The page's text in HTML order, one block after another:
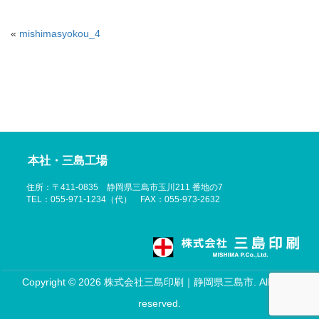
« mishimasyokou_4
本社・三島工場
住所：〒411-0835 静岡県三島市玉川211 番地の7
TEL：055-971-1234（代） FAX：055-973-2632
Copyright © 2026 株式会社三島印刷｜静岡県三島市. All rights
reserved.